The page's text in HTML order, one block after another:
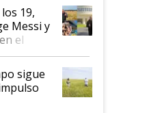
19,
Messi y
el
"darle
libertario
salió
sigue